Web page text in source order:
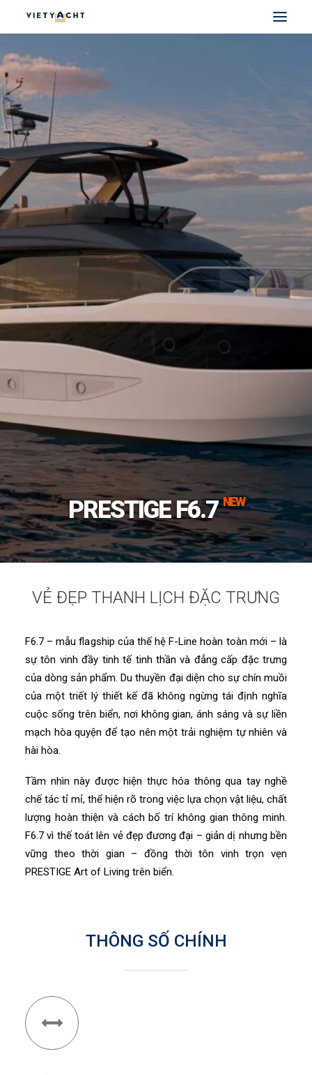
VIETYACHT
JEANNEAU
PRESTIGE
FOUNTAINE PAJOT
MAJESTY
NOMAD
DU THUYỀN ĐIỆN
THUYỀN CÓ SẴN
THUYỀN CŨ CHÍNH HÃNG
SEARCH
PRESTIGE F6.7NEW
VẺ ĐẸP THANH LỊCH ĐẶC TRƯNG
F6.7 – mẫu flagship của thế hệ F-Line hoàn toàn mới – là
sự tôn vinh đầy tinh tế tinh thần và đẳng cấp đặc trưng
của dòng sản phẩm. Du thuyền đại diện cho sự chín muồi
của một triết lý thiết kế đã không ngừng tái định nghĩa
cuộc sống trên biển, nơi không gian, ánh sáng và sự liền
mạch hòa quyện để tạo nên một trải nghiệm tự nhiên và
hài hòa.
Tầm nhìn này được hiện thực hóa thông qua tay nghề
chế tác tỉ mỉ, thể hiện rõ trong việc lựa chọn vật liệu, chất
lượng hoàn thiện và cách bố trí không gian thông minh.
F6.7 vì thế toát lên vẻ đẹp đương đại – giản dị nhưng bền
vững theo thời gian – đồng thời tôn vinh trọn vẹn
PRESTIGE Art of Living trên biển.
THÔNG SỐ CHÍNH